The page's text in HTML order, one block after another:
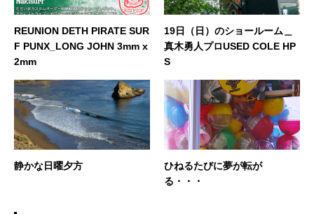
REUNION DETH PIRATE SUR
F PUNX_LONG JOHN 3mm x
2mm
19日（日）のショールーム＿
真木勇人プロUSED COLE HP
S
静かな日曜夕方
ひねるたびに夢が転が
る・・・